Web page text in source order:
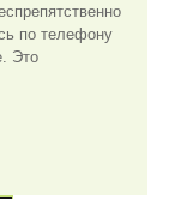
по телефону
Это